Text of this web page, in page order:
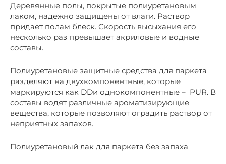
Деревянные полы, покрытые полиуретановым
лаком, надежно защищены от влаги. Раствор
придает полам блеск. Скорость высыхания его
несколько раз превышает акриловые и водные
составы.
Полиуретановые защитные средства для паркета
разделяют на двухкомпонентные, которые
маркируются как DDи однокомпонентные – PUR. В
составы водят различные ароматизирующие
вещества, которые позволяют оградить раствор от
неприятных запахов.
Полиуретановый лак для паркета без запаха